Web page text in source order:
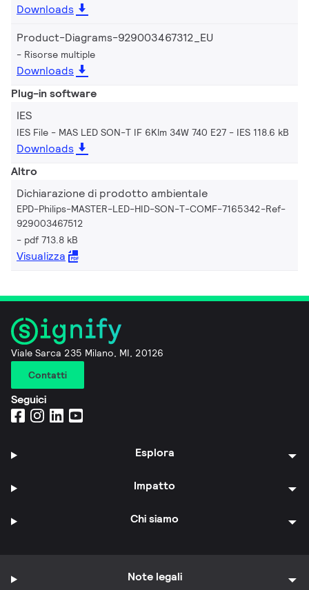
Downloads
Product-Diagrams-929003467312_EU
Risorse multiple
Downloads
Plug-in software
IES
IES File - MAS LED SON-T IF 6Klm 34W 740 E27 IES 118.6 kB
Downloads
Altro
Dichiarazione di prodotto ambientale
EPD-Philips-MASTER-LED-HID-SON-T-COMF-7165342-Ref-
929003467512
pdf 713.8 kB
Visualizza
Viale Sarca 235 Milano, MI, 20126
Contatti
Seguici
Esplora
Impatto
Chi siamo
Note legali